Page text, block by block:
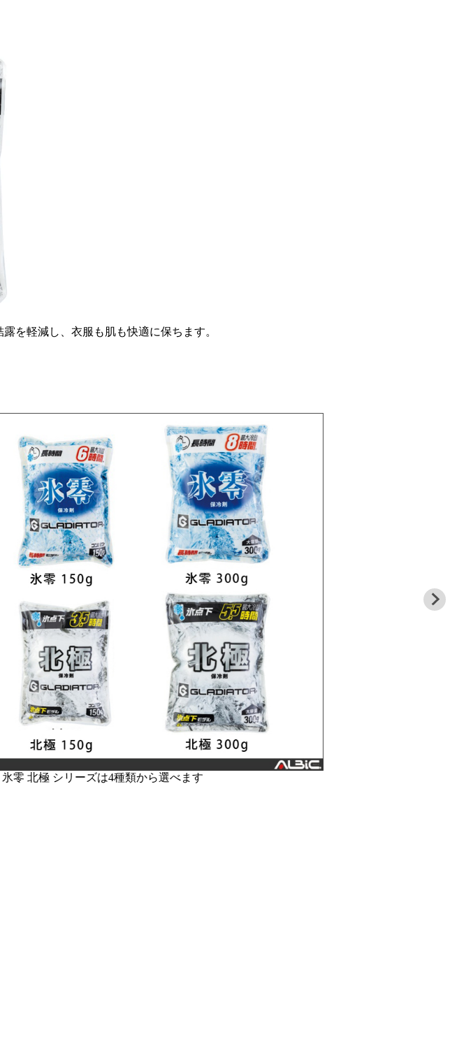
を軽減し、衣服も肌も快適に保ちます。